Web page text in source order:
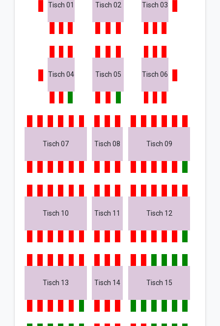
Tisch 01 Tisch 02 Tisch 03
Tisch 04 Tisch 05 Tisch 06
Tisch 07 Tisch 08 Tisch 09
Tisch 10 Tisch 11 Tisch 12
Tisch 13 Tisch 14 Tisch 15